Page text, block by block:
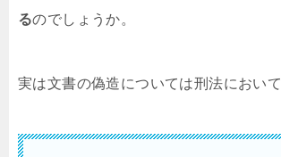
るのでしょうか。
実は文書の偽造については刑法において